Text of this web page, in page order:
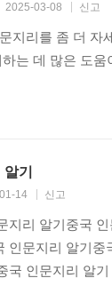
2025-03-08 신고
지리를 좀 더
는 데 많은 도
기
14 신고
지리 알기중국
인문지리 알기
국 인문지리 알기